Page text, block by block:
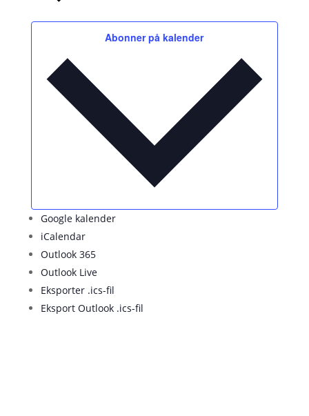
Abonner på kalender
Google kalender
iCalendar
Outlook 365
Outlook Live
Eksporter .ics-fil
Eksport Outlook .ics-fil